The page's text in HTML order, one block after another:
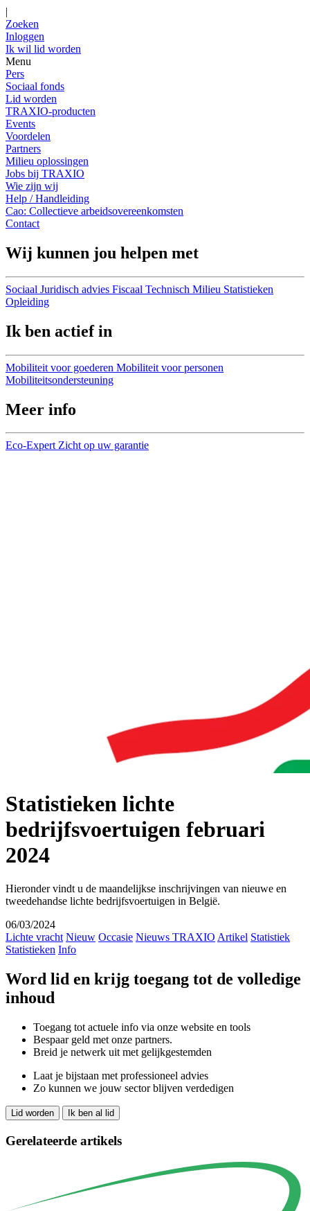
|
Zoeken
Inloggen
Ik wil lid worden
Menu
Pers
Sociaal fonds
Lid worden
TRAXIO-producten
Events
Voordelen
Partners
Milieu oplossingen
Jobs bij TRAXIO
Wie zijn wij
Help / Handleiding
Cao: Collectieve arbeidsovereenkomsten
Contact
Wij kunnen jou helpen met
Sociaal Juridisch advies Fiscaal Technisch Milieu Statistieken
Opleiding
Ik ben actief in
Mobiliteit voor goederen Mobiliteit voor personen
Mobiliteitsondersteuning
Meer info
Eco-Expert Zicht op uw garantie
Statistieken lichte
bedrijfsvoertuigen februari
2024
Hieronder vindt u de maandelijkse inschrijvingen van nieuwe en
tweedehandse lichte bedrijfsvoertuigen in België.
06/03/2024
Lichte vracht Nieuw Occasie Nieuws TRAXIO Artikel Statistiek
Statistieken Info
Word lid en krijg toegang tot de volledige
inhoud
Toegang tot actuele info via onze website en tools
Bespaar geld met onze partners.
Breid je netwerk uit met gelijkgestemden
Laat je bijstaan met professioneel advies
Zo kunnen we jouw sector blijven verdedigen
Lid worden Ik ben al lid
Gerelateerde artikels